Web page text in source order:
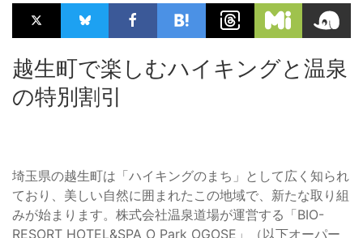
越生町で楽しむハイキングと温泉
の特別割引
埼玉県の越生町は「ハイキングのまち」として広く知られ
ており、美しい自然に囲まれたこの地域で、新たな取り組
みが始まります。株式会社温泉道場が運営する「BIO-
RESORT HOTEL&SPA O Park OGOSE」（以下オーパー